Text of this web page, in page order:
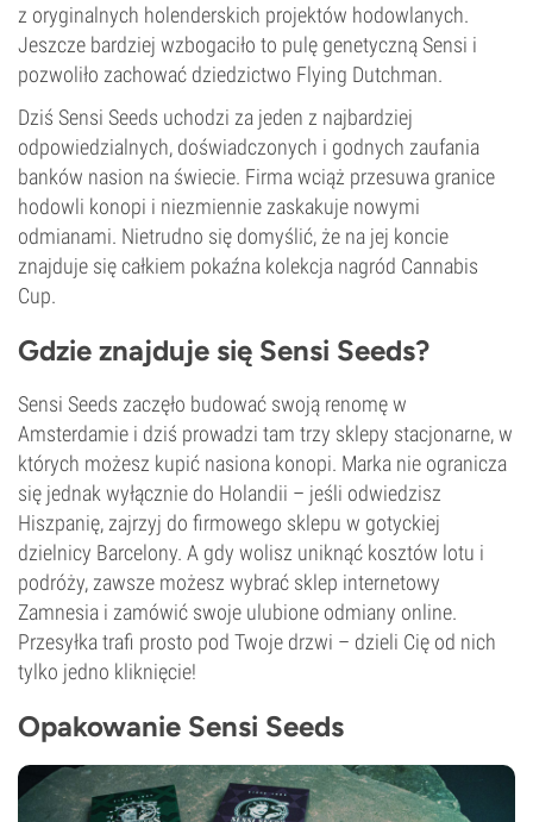
z oryginalnych holenderskich projektów hodowlanych.
Jeszcze bardziej wzbogaciło to pulę genetyczną Sensi i
pozwoliło zachować dziedzictwo Flying Dutchman.
Dziś Sensi Seeds uchodzi za jeden z najbardziej
odpowiedzialnych, doświadczonych i godnych zaufania
banków nasion na świecie. Firma wciąż przesuwa granice
hodowli konopi i niezmiennie zaskakuje nowymi
odmianami. Nietrudno się domyślić, że na jej koncie
znajduje się całkiem pokaźna kolekcja nagród Cannabis
Cup.
Gdzie znajduje się Sensi Seeds?
Sensi Seeds zaczęło budować swoją renomę w
Amsterdamie i dziś prowadzi tam trzy sklepy stacjonarne, w
których możesz kupić nasiona konopi. Marka nie ogranicza
się jednak wyłącznie do Holandii – jeśli odwiedzisz
Hiszpanię, zajrzyj do firmowego sklepu w gotyckiej
dzielnicy Barcelony. A gdy wolisz uniknąć kosztów lotu i
podróży, zawsze możesz wybrać sklep internetowy
Zamnesia i zamówić swoje ulubione odmiany online.
Przesyłka trafi prosto pod Twoje drzwi – dzieli Cię od nich
tylko jedno kliknięcie!
Opakowanie Sensi Seeds